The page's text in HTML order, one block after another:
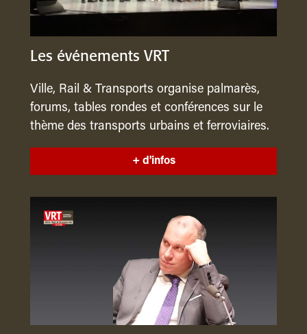
Les événements VRT
Ville, Rail & Transports organise palmarès,
forums, tables rondes et conférences sur le
thème des transports urbains et ferroviaires.
+ d'infos